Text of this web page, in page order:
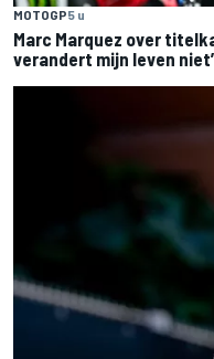
MOTOGP5 u
Marc Marquez over
verandert mijn leven